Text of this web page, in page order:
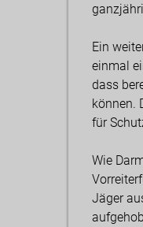
Ein
einmal
dass
können.
für
Wie
Jäger